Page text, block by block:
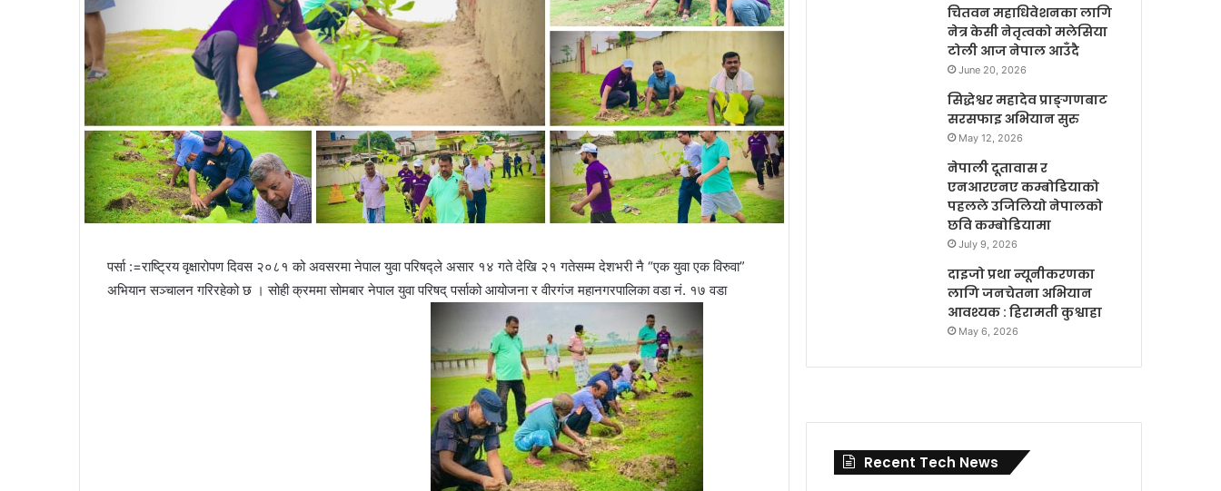
पर्सा :=राष्ट्रिय वृक्षारोपण दिवस २०८१ को अवसरमा नेपाल युवा परिषद्ले असार १४ गते देखि २१ गतेसम्म देशभरी नै “एक युवा एक विरुवा”
अभियान सञ्चालन गरिरहेको छ । सोही क्रममा सोमबार नेपाल युवा परिषद् पर्साको आयोजना र वीरगंज महानगरपालिका वडा नं. १७ वडा
चितवन महाधिवेशनका लागि
नेत्र केसी नेतृत्वको मलेसिया
टोली आज नेपाल आउँदै
June 20, 2026
सिद्धेश्वर महादेव प्राङ्गणबाट
सरसफाइ अभियान सुरु
May 12, 2026
नेपाली दूतावास र
एनआरएनए कम्बोडियाको
पहलले उजिलियो नेपालको
छवि कम्बोडियामा
July 9, 2026
दाइजो प्रथा न्यूनीकरणका
लागि जनचेतना अभियान
आवश्यक : हिरामती कुश्वाहा
May 6, 2026
Recent Tech News